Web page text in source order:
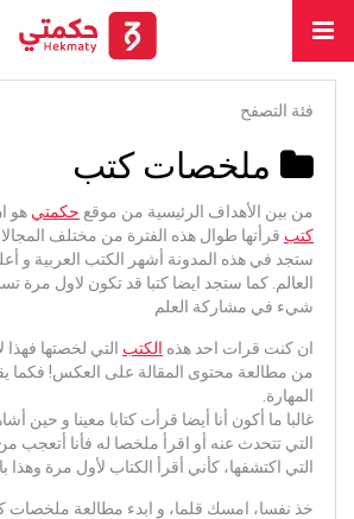
فئة التصفح
ملخصات كتب
من بين الأهداف الرئيسية من موقع حكمتي هو
كتب قرأتها طوال هذه الفترة من مختلف
ستجد في هذه المدونة أشهر الكتب العربية و
العالم. كما ستجد ايضا كتبا قد تكون لاول مرة
شيء في مشاركة العلم
ان كنت قرات احد هذه الكتب التي لخصتها
من مطالعة محتوى المقالة على العكس! فكما
المهارة.
غالبا ما أكون أنا أيضا قرأت كتابا معينا و حين
التي تتحدث عنه أو اقرأ ملخصا له فأنا أتعجب
التي اكتشفها، كأني أقرأ الكتاب لأول مرة وهذا
خذ نفسا، امسك قلما، و ابدء مطالعة ملخصات